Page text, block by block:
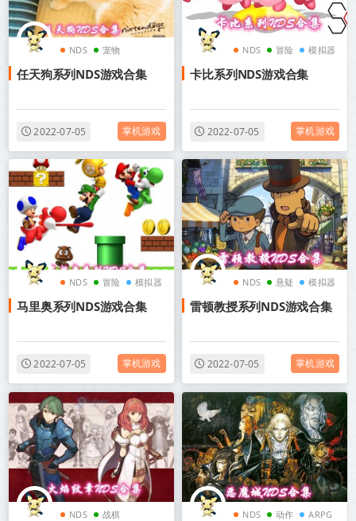
NDS 宠物
cos美图
任天狗系列NDS游戏合集
2022-07-05 掌机游戏
NDS 冒险 模拟器
卡比系列NDS游戏合集
2022-07-05 掌机游戏
NDS 冒险 模拟器
马里奥系列NDS游戏合集
2022-07-05 掌机游戏
NDS 悬疑 模拟器
雷顿教授系列NDS游戏合集
2022-07-05 掌机游戏
NDS 战棋 NDS 动作 ARPG